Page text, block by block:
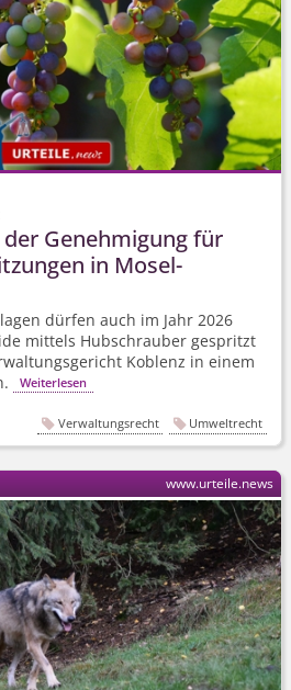
Genehmigung für
in Mosel-
dürfen auch im Jahr 2026
mittels Hubschrauber gespritzt
Koblenz in einem
Weiterlesen
Verwaltungsrecht Umweltrecht
www.urteile.news